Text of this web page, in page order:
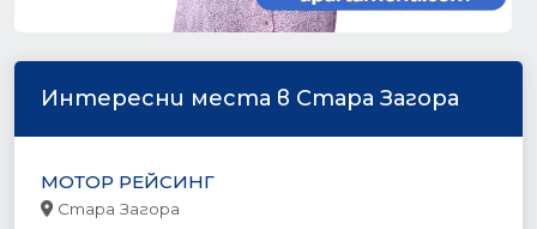
Интересни места в Стара Загора
МОТОР РЕЙСИНГ
Стара Загора